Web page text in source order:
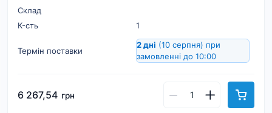
Склад
К-cть
1
Термін поставки
2 дні (10 серпня) при
замовленні до 10:00
6 267,54 грн